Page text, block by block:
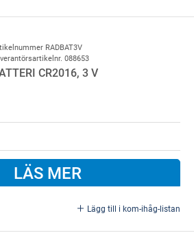
RADBAT3V
088653
CR2016, 3 V
LÄS MER
Lägg till i kom-ihåg-listan